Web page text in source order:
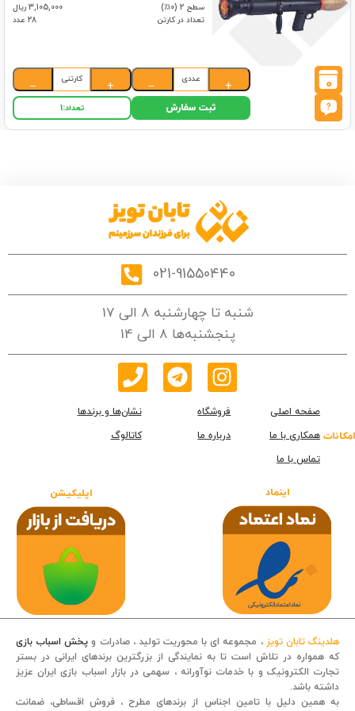
سطح 2 (۱۰٪)
3,105,000 ریال
تعداد در کارتن
28 عدد
0
+
عددی
−
+
کارتنی
−
ثبت سفارش تعداد:1
021-91550440
شنبه تا چهارشنبه 8 الی 17
پنجشنبه‌ها 8 الی 14
امکانات
صفحه اصلی فروشگاه
نشان‌ها و برندها
همکاری با ما
درباره ما
کاتالوگ
تماس با ما
اینماد اپلیکیشن
هلدینگ تابان تویز ، مجموعه ای با محوریت تولید ، صادرات و پخش اسباب بازی
که همواره در تلاش است تا به نمایندگی از بزرگترین برندهای ایرانی در بستر
تجارت الکترونیک و با خدمات نوآورانه ، سهمی در بازار اسباب بازی ایران عزیز
داشته باشد.
به همین دلیل با تامین اجناس از برندهای مطرح ، فروش اقساطی، ضمانت